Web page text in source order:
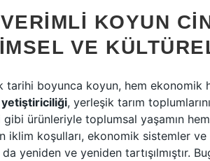
KOYUN
VE
tarihi boyunca koyun, hem ekonomik
yetiştiriciliği, yerleşik tarım
ürünleriyle toplumsal yaşamın
iklim koşulları, ekonomik sistemler
yeniden ve yeniden tartışılmıştır.